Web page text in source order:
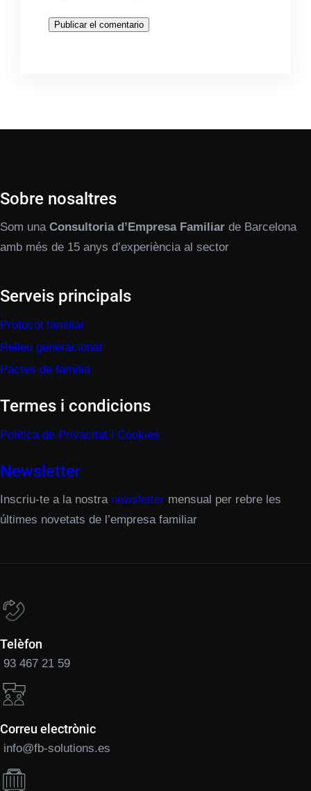
Sobre nosaltres
Som una Consultoria d’Empresa Familiar de Barcelona
amb més de 15 anys d’experiència al sector
Serveis principals
Protocol familiar
Relleu generacional
Pactes de família
Termes i condicions
Política de Privacitat i Cookies
Newsletter
Inscriu-te a la nostra newsletter mensual per rebre les
últimes novetats de l’empresa familiar
Telèfon
93 467 21 59
Correu electrònic
info@fb-solutions.es